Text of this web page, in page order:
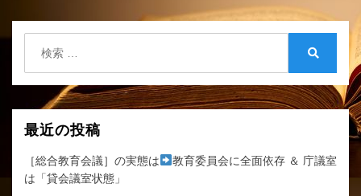
ョ
ン
最近の投稿
［総合教育会議］の実態は
教育委員会に全面依存 ＆ 庁議室
は「貸会議室状態」